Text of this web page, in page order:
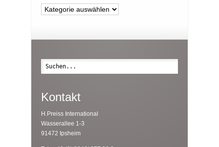
Kategorien
Kontakt
H.Preiss International
Wasserallee 1-3
91472 Ipsheim